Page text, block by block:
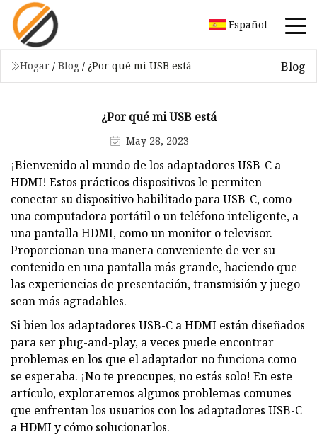
Español
Hogar / Blog / ¿Por qué mi USB está Blog
¿Por qué mi USB está
May 28, 2023
¡Bienvenido al mundo de los adaptadores USB-C a
HDMI! Estos prácticos dispositivos le permiten
conectar su dispositivo habilitado para USB-C, como
una computadora portátil o un teléfono inteligente, a
una pantalla HDMI, como un monitor o televisor.
Proporcionan una manera conveniente de ver su
contenido en una pantalla más grande, haciendo que
las experiencias de presentación, transmisión y juego
sean más agradables.
Si bien los adaptadores USB-C a HDMI están diseñados
para ser plug-and-play, a veces puede encontrar
problemas en los que el adaptador no funciona como
se esperaba. ¡No te preocupes, no estás solo! En este
artículo, exploraremos algunos problemas comunes
que enfrentan los usuarios con los adaptadores USB-C
a HDMI y cómo solucionarlos.